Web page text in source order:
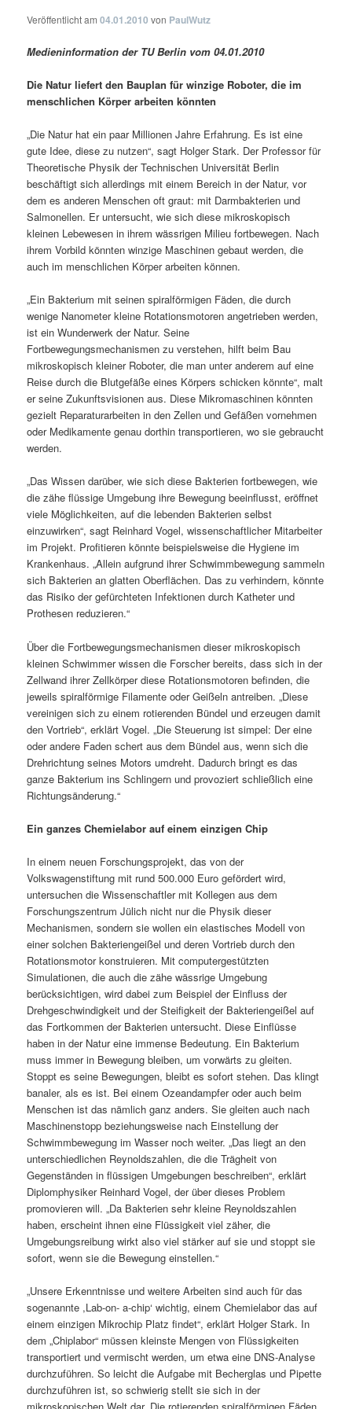
Veröffentlicht am04.01.2010 von PaulWutz
Medieninformation der TU Berlin vom 04.01.2010
Die Natur liefert den Bauplan für winzige Roboter, die im
menschlichen Körper arbeiten könnten
„Die Natur hat ein paar Millionen Jahre Erfahrung. Es ist eine
gute Idee, diese zu nutzen“, sagt Holger Stark. Der Professor für
Theoretische Physik der Technischen Universität Berlin
beschäftigt sich allerdings mit einem Bereich in der Natur, vor
dem es anderen Menschen oft graut: mit Darmbakterien und
Salmonellen. Er untersucht, wie sich diese mikroskopisch
kleinen Lebewesen in ihrem wässrigen Milieu fortbewegen. Nach
ihrem Vorbild könnten winzige Maschinen gebaut werden, die
auch im menschlichen Körper arbeiten können.
„Ein Bakterium mit seinen spiralförmigen Fäden, die durch
wenige Nanometer kleine Rotationsmotoren angetrieben werden,
ist ein Wunderwerk der Natur. Seine
Fortbewegungsmechanismen zu verstehen, hilft beim Bau
mikroskopisch kleiner Roboter, die man unter anderem auf eine
Reise durch die Blutgefäße eines Körpers schicken könnte“, malt
er seine Zukunftsvisionen aus. Diese Mikromaschinen könnten
gezielt Reparaturarbeiten in den Zellen und Gefäßen vornehmen
oder Medikamente genau dorthin transportieren, wo sie gebraucht
werden.
„Das Wissen darüber, wie sich diese Bakterien fortbewegen, wie
die zähe flüssige Umgebung ihre Bewegung beeinflusst, eröffnet
viele Möglichkeiten, auf die lebenden Bakterien selbst
einzuwirken“, sagt Reinhard Vogel, wissenschaftlicher Mitarbeiter
im Projekt. Profitieren könnte beispielsweise die Hygiene im
Krankenhaus. „Allein aufgrund ihrer Schwimmbewegung sammeln
sich Bakterien an glatten Oberflächen. Das zu verhindern, könnte
das Risiko der gefürchteten Infektionen durch Katheter und
Prothesen reduzieren.“
Über die Fortbewegungsmechanismen dieser mikroskopisch
kleinen Schwimmer wissen die Forscher bereits, dass sich in der
Zellwand ihrer Zellkörper diese Rotationsmotoren befinden, die
jeweils spiralförmige Filamente oder Geißeln antreiben. „Diese
vereinigen sich zu einem rotierenden Bündel und erzeugen damit
den Vortrieb“, erklärt Vogel. „Die Steuerung ist simpel: Der eine
oder andere Faden schert aus dem Bündel aus, wenn sich die
Drehrichtung seines Motors umdreht. Dadurch bringt es das
ganze Bakterium ins Schlingern und provoziert schließlich eine
Richtungsänderung.“
Ein ganzes Chemielabor auf einem einzigen Chip
In einem neuen Forschungsprojekt, das von der
Volkswagenstiftung mit rund 500.000 Euro gefördert wird,
untersuchen die Wissenschaftler mit Kollegen aus dem
Forschungszentrum Jülich nicht nur die Physik dieser
Mechanismen, sondern sie wollen ein elastisches Modell von
einer solchen Bakteriengeißel und deren Vortrieb durch den
Rotationsmotor konstruieren. Mit computergestützten
Simulationen, die auch die zähe wässrige Umgebung
berücksichtigen, wird dabei zum Beispiel der Einfluss der
Drehgeschwindigkeit und der Steifigkeit der Bakteriengeißel auf
das Fortkommen der Bakterien untersucht. Diese Einflüsse
haben in der Natur eine immense Bedeutung. Ein Bakterium
muss immer in Bewegung bleiben, um vorwärts zu gleiten.
Stoppt es seine Bewegungen, bleibt es sofort stehen. Das klingt
banaler, als es ist. Bei einem Ozeandampfer oder auch beim
Menschen ist das nämlich ganz anders. Sie gleiten auch nach
Maschinenstopp beziehungsweise nach Einstellung der
Schwimmbewegung im Wasser noch weiter. „Das liegt an den
unterschiedlichen Reynoldszahlen, die die Trägheit von
Gegenständen in flüssigen Umgebungen beschreiben“, erklärt
Diplomphysiker Reinhard Vogel, der über dieses Problem
promovieren will. „Da Bakterien sehr kleine Reynoldszahlen
haben, erscheint ihnen eine Flüssigkeit viel zäher, die
Umgebungsreibung wirkt also viel stärker auf sie und stoppt sie
sofort, wenn sie die Bewegung einstellen.“
„Unsere Erkenntnisse und weitere Arbeiten sind auch für das
sogenannte ,Lab-on- a-chip‘ wichtig, einem Chemielabor das auf
einem einzigen Mikrochip Platz findet“, erklärt Holger Stark. In
dem „Chiplabor“ müssen kleinste Mengen von Flüssigkeiten
transportiert und vermischt werden, um etwa eine DNS-Analyse
durchzuführen. So leicht die Aufgabe mit Becherglas und Pipette
durchzuführen ist, so schwierig stellt sie sich in der